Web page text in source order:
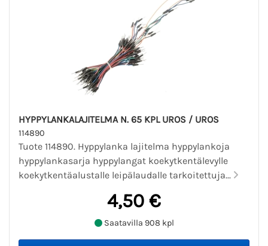
HYPPYLANKALAJITELMA N. 65 KPL UROS / UROS
114890
Tuote 114890. Hyppylanka lajitelma hyppylankoja
hyppylankasarja hyppylangat koekytkentälevylle
koekytkentäalustalle leipälaudalle tarkoitettuja...
4,50 €
Saatavilla 908 kpl